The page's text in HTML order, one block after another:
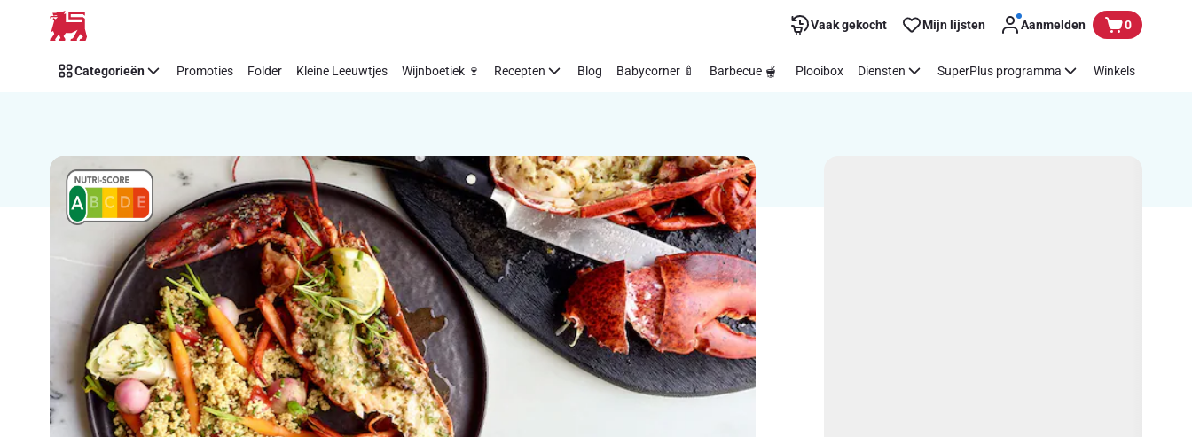
Overslaan Vaak gekocht Mijn lijsten Aanmelden 0
Categorieën Promoties Folder Kleine Leeuwtjes Wijnboetiek 🍷 Recepten Blog Babycorner 🍼 Barbecue 🫕 Plooibox Diensten SuperPlus programma Winkels